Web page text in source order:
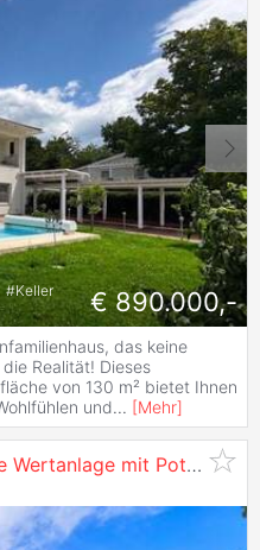
#Keller
€ 890.000,-
das keine
Realität! Dieses
von 130 m² bietet Ihnen
und... [Mehr]
Villa Hottenstein - Attraktive Wertanlage mit Potential in